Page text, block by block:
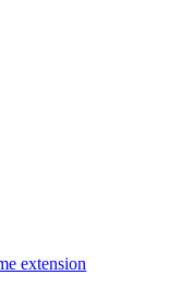
extension